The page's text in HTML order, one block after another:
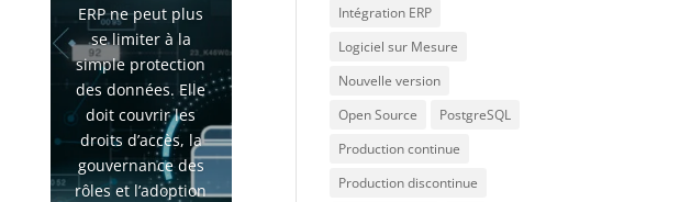
ERP ne peut plus
se limiter à la
simple protection
des données. Elle
doit couvrir les
droits d’accès, la
gouvernance des
rôles et l’adoption
Intégration ERP
Logiciel sur Mesure
Nouvelle version
Open Source
PostgreSQL
Production continue
Production discontinue